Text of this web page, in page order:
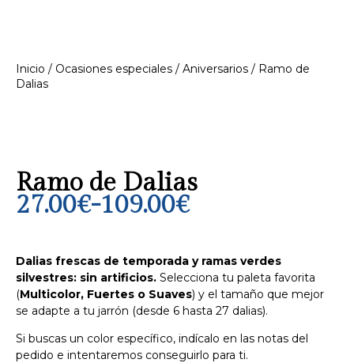
Inicio / Ocasiones especiales / Aniversarios / Ramo de
Dalias
Ramo de Dalias
27.00€-109.00€
Dalias frescas de temporada y ramas verdes
silvestres: sin artificios. Selecciona tu paleta favorita
(Multicolor, Fuertes o Suaves) y el tamaño que mejor
se adapte a tu jarrón (desde 6 hasta 27 dalias).
Si buscas un color específico, indícalo en las notas del
pedido e intentaremos conseguirlo para ti.